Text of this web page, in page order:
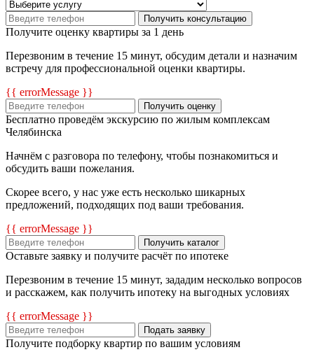
Получить консультацию
Получите оценку квартиры за 1 день
Перезвоним в течение 15 минут, обсудим детали и назначим
встречу для профессиональной оценки квартиры.
{{ errorMessage }}
Получить оценку
Бесплатно проведём экскурсию по жилым комплексам
Челябинска
Начнём с разговора по телефону, чтобы познакомиться и
обсудить ваши пожелания.
Скорее всего, у нас уже есть несколько шикарных
предложений, подходящих под ваши требования.
{{ errorMessage }}
Получить каталог
Оставьте заявку и получите расчёт по ипотеке
Перезвоним в течение 15 минут, зададим несколько вопросов
и расскажем, как получить ипотеку на выгодных условиях
{{ errorMessage }}
Подать заявку
Получите подборку квартир по вашим условиям